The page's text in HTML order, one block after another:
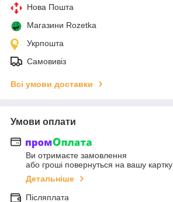
Нова Пошта
Магазини Rozetka
Укрпошта
Самовивіз
Всі умови доставки
Умови оплати
Ви отримаєте замовлення
або гроші повернуться на вашу картку
Детальніше
Післяплата